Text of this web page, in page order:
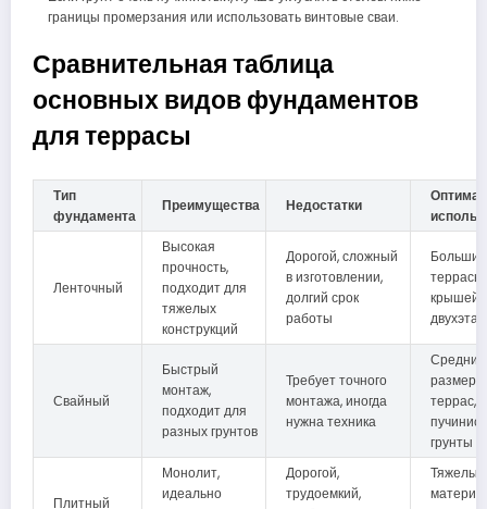
границы промерзания или использовать винтовые сваи.
Сравнительная таблица
основных видов фундаментов
для террасы
Тип
фундамента
Преимущества Недостатки
Ленточный
Высокая
прочность,
подходит для
тяжелых
конструкций
Дорогой, сложный
в изготовлении,
долгий срок
работы
Большие
крышей
Свайный
Быстрый
монтаж,
подходит для
разных грунтов
Требует точного
монтажа, иногда
нужна техника
Средние
размеры
террас,
грунты
Плитный
Монолит,
идеально
Дорогой,
трудоемкий,
Тяжелые